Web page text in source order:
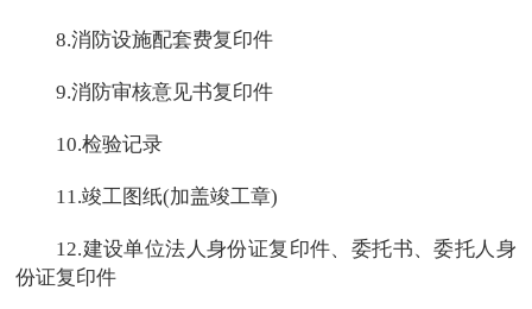
8.消防设施配套费复印件
9.消防审核意见书复印件
10.检验记录
11.竣工图纸(加盖竣工章)
12.建设单位法人身份证复印件、委托书、委托人身
份证复印件